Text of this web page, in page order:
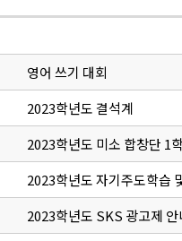
영어 쓰기 대회
2023학년도 결석계
2023학년도 미소 합창단 1
2023학년도 자기주도학습
2023학년도 SKS 광고